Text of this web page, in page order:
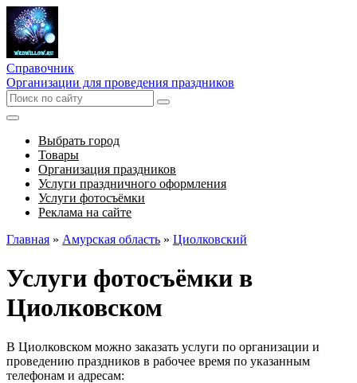
Справочник
Организации для проведения праздников
Выбрать город
Товары
Организация праздников
Услуги праздничного оформления
Услуги фотосъёмки
Реклама на сайте
Главная » Амурская область » Циолковский
Услуги фотосъёмки в
Циолковском
В Циолковском можно заказать услуги по организации и
проведению праздников в рабочее время по указанным
телефонам и адресам: